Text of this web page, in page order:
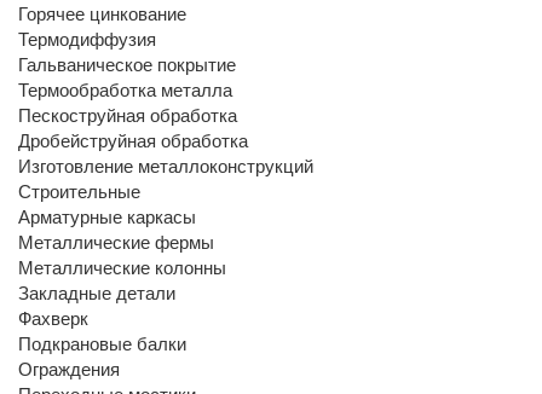
Горячее цинкование
Термодиффузия
Гальваническое покрытие
Термообработка металла
Пескоструйная обработка
Дробейструйная обработка
Изготовление металлоконструкций
Строительные
Арматурные каркасы
Металлические фермы
Металлические колонны
Закладные детали
Фахверк
Подкрановые балки
Ограждения